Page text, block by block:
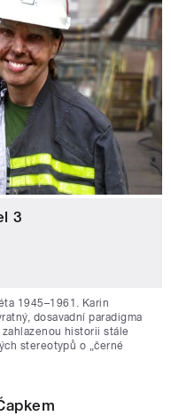
3
1945–1961. Karin
dosavadní paradigma
historii stále
stereotypů o „černé